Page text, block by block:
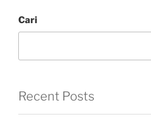
Cari
Recent Posts